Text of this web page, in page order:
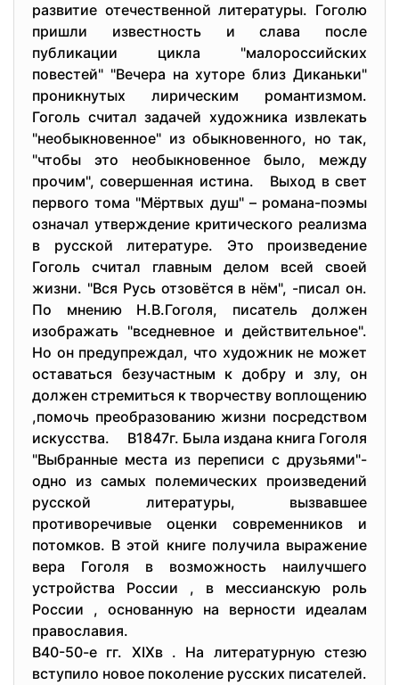
развитие отечественной литературы. Гоголю
пришли известность и слава после
публикации цикла "малороссийских
повестей" "Вечера на хуторе близ Диканьки"
проникнутых лирическим романтизмом.
Гоголь считал задачей художника извлекать
"необыкновенное" из обыкновенного, но так,
"чтобы это необыкновенное было, между
прочим", совершенная истина. Выход в свет
первого тома "Мёртвых душ" – романа-поэмы
означал утверждение критического реализма
в русской литературе. Это произведение
Гоголь считал главным делом всей своей
жизни. "Вся Русь отзовётся в нём", -писал он.
По мнению Н.В.Гоголя, писатель должен
изображать "вседневное и действительное".
Но он предупреждал, что художник не может
оставаться безучастным к добру и злу, он
должен стремиться к творчеству воплощению
,помочь преобразованию жизни посредством
искусства. В1847г. Была издана книга Гоголя
"Выбранные места из переписи с друзьями"-
одно из самых полемических произведений
русской литературы, вызвавшее
противоречивые оценки современников и
потомков. В этой книге получила выражение
вера Гоголя в возможность наилучшего
устройства России , в мессианскую роль
России , основанную на верности идеалам
православия.
В40-50-е гг. XIXв . На литературную стезю
вступило новое поколение русских писателей.